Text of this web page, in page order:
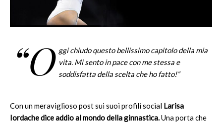
“O
ggi chiudo questo bellissimo capitolo della mia
vita. Mi sento in pace con me stessa e
soddisfatta della scelta che ho fatto!”
Con un meraviglioso post sui suoi profili social Larisa
Iordache dice addio al mondo della ginnastica.Una porta che